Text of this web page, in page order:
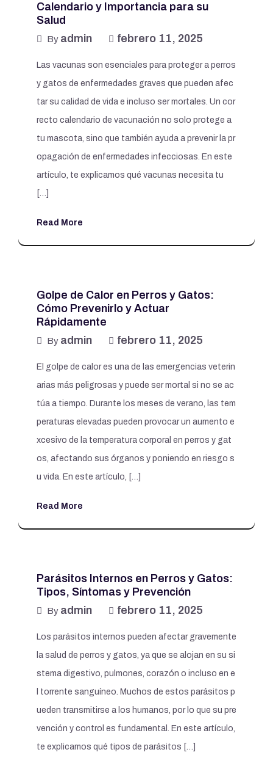
Calendario y Importancia para su
Salud
By admin febrero 11, 2025
Las vacunas son esenciales para proteger a perros
y gatos de enfermedades graves que pueden afec
tar su calidad de vida e incluso ser mortales. Un cor
recto calendario de vacunación no solo protege a
tu mascota, sino que también ayuda a prevenir la pr
opagación de enfermedades infecciosas. En este
artículo, te explicamos qué vacunas necesita tu
[…]
Read More
Golpe de Calor en Perros y Gatos:
Cómo Prevenirlo y Actuar
Rápidamente
By admin febrero 11, 2025
El golpe de calor es una de las emergencias veterin
arias más peligrosas y puede ser mortal si no se ac
túa a tiempo. Durante los meses de verano, las tem
peraturas elevadas pueden provocar un aumento e
xcesivo de la temperatura corporal en perros y gat
os, afectando sus órganos y poniendo en riesgo s
u vida. En este artículo, […]
Read More
Parásitos Internos en Perros y Gatos:
Tipos, Síntomas y Prevención
By admin febrero 11, 2025
Los parásitos internos pueden afectar gravemente
la salud de perros y gatos, ya que se alojan en su si
stema digestivo, pulmones, corazón o incluso en e
l torrente sanguíneo. Muchos de estos parásitos p
ueden transmitirse a los humanos, por lo que su pre
vención y control es fundamental. En este artículo,
te explicamos qué tipos de parásitos […]